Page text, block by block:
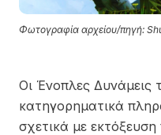
Φωτογραφία αρχείου/πηγή:
Οι Ένοπλες Δυνάμεις
κατηγορηματικά
σχετικά με